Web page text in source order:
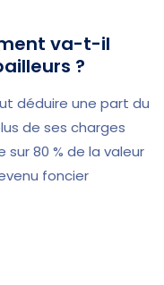
va-t-il
?
déduire une part du
de ses charges
80 % de la valeur
foncier